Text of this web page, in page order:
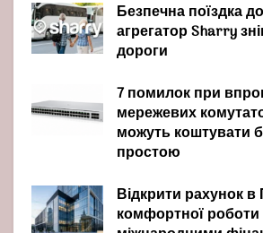
Безпечна поїздка
агрегатор Sharry
дороги
7 помилок при
мережевих
можуть коштувати
простою
Відкрити рахунок
комфортної роботи